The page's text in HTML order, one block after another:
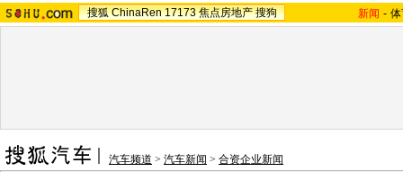
搜狐 ChinaRen 17173 焦点房地产 搜狗 新闻 -
汽车频道 > 汽车新闻 > 合资企业新闻